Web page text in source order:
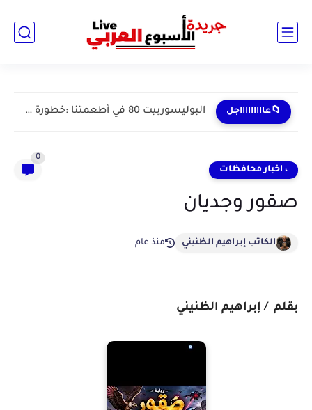
📁عاااااااااجل البوليسوربيت 80 في أطعمتنا :خطورة خفية في المنتجات اليومية
، اخبار محافظات
0
صقور وجديان
الكاتب إبراهيم الظنيني منذ عام
بقلم / إبراهيم الظنيني